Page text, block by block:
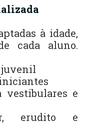
à idade,
cada aluno.
vestibulares e
erudito e